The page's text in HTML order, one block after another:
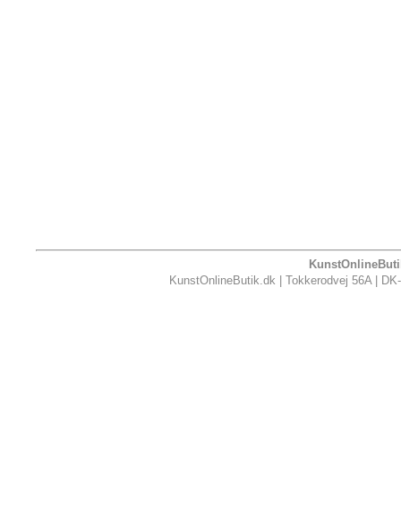
KunstOnlineButik.dk | Tokkerodvej 56A |